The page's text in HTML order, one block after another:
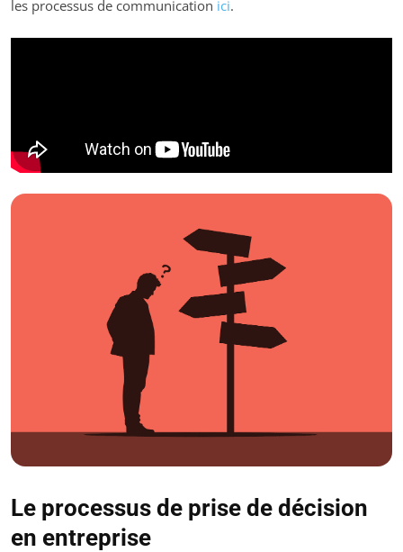
les processus de communication ici.
Le processus de prise de décision
en entreprise